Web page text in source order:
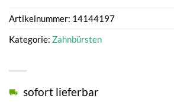
sofort lieferbar
Artikelnummer: 14144197
Kategorie: Zahnbürsten